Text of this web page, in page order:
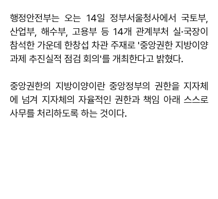
행정안전부는 오는 14일 정부서울청사에서 국토부,
산업부, 해수부, 고용부 등 14개 관계부처 실·국장이
참석한 가운데 한창섭 차관 주재로 '중앙권한 지방이양
과제 추진실적 점검 회의'를 개최한다고 밝혔다.
중앙권한의 지방이양이란 중앙정부의 권한을 지자체
에 넘겨 지자체의 자율적인 권한과 책임 아래 스스로
사무를 처리하도록 하는 것이다.